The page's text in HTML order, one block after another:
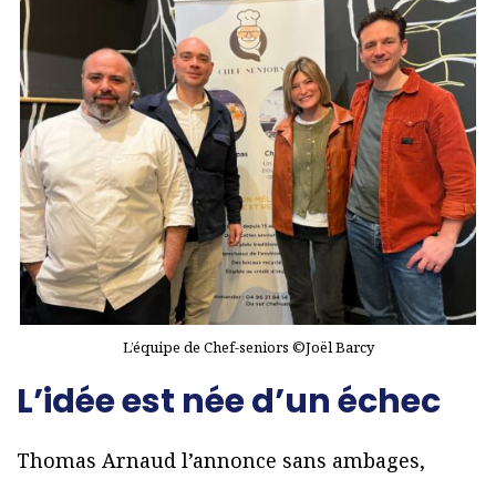
L’équipe de Chef-seniors ©Joël Barcy
L’idée est née d’un échec
Thomas Arnaud l’annonce sans ambages,